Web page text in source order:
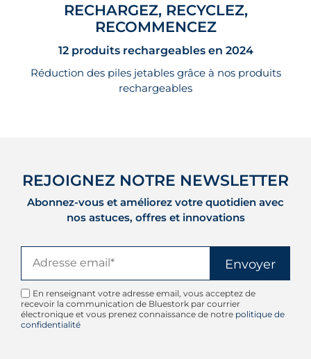
RECHARGEZ, RECYCLEZ,
RECOMMENCEZ
12 produits rechargeables en 2024
Réduction des piles jetables grâce à nos produits
rechargeables
REJOIGNEZ NOTRE NEWSLETTER
Abonnez-vous et améliorez votre quotidien avec
nos astuces, offres et innovations
En renseignant votre adresse email, vous acceptez de
recevoir la communication de Bluestork par courrier
électronique et vous prenez connaissance de notre politique de
confidentialité